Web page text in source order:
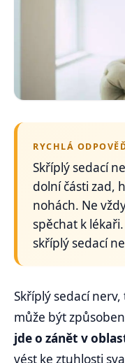
RYCHLÁ
Skříplý sedací
dolní části zad,
nohách. Ne
spěchat k
skříplý sedací
Skříplý sedací
může být
jde o zánět v
vést ke ztuhlosti